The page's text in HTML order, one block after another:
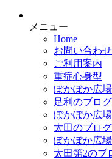
メニュー
Home
お問い合わせ
ご利用案内
重症心身型
ぽかぽか広
足利のブログ
ぽかぽか広
太田のブログ
ぽかぽか広
太田第2のブ